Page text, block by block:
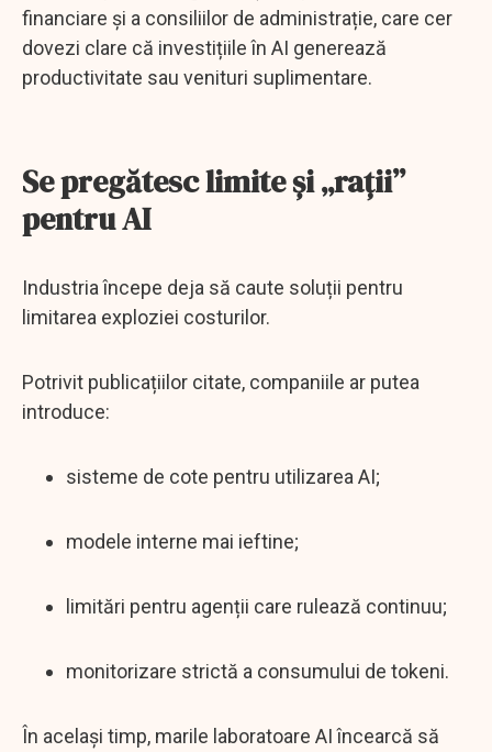
financiare și a consiliilor de administrație, care cer
dovezi clare că investițiile în AI generează
productivitate sau venituri suplimentare.
Se pregătesc limite și „rații”
pentru AI
Industria începe deja să caute soluții pentru
limitarea exploziei costurilor.
Potrivit publicațiilor citate, companiile ar putea
introduce:
sisteme de cote pentru utilizarea AI;
modele interne mai ieftine;
limitări pentru agenții care rulează continuu;
monitorizare strictă a consumului de tokeni.
În același timp, marile laboratoare AI încearcă să